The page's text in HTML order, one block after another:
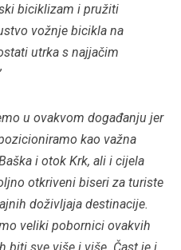
biciklizam i pružiti
vožnje bicikla na
utrka s najjačim
u ovakvom događanju jer
kao važna
i otok Krk, ali i cijela
otkriveni biseri za turiste
doživljaja destinacije.
veliki pobornici ovakvih
biti sve više i više. Čast je i